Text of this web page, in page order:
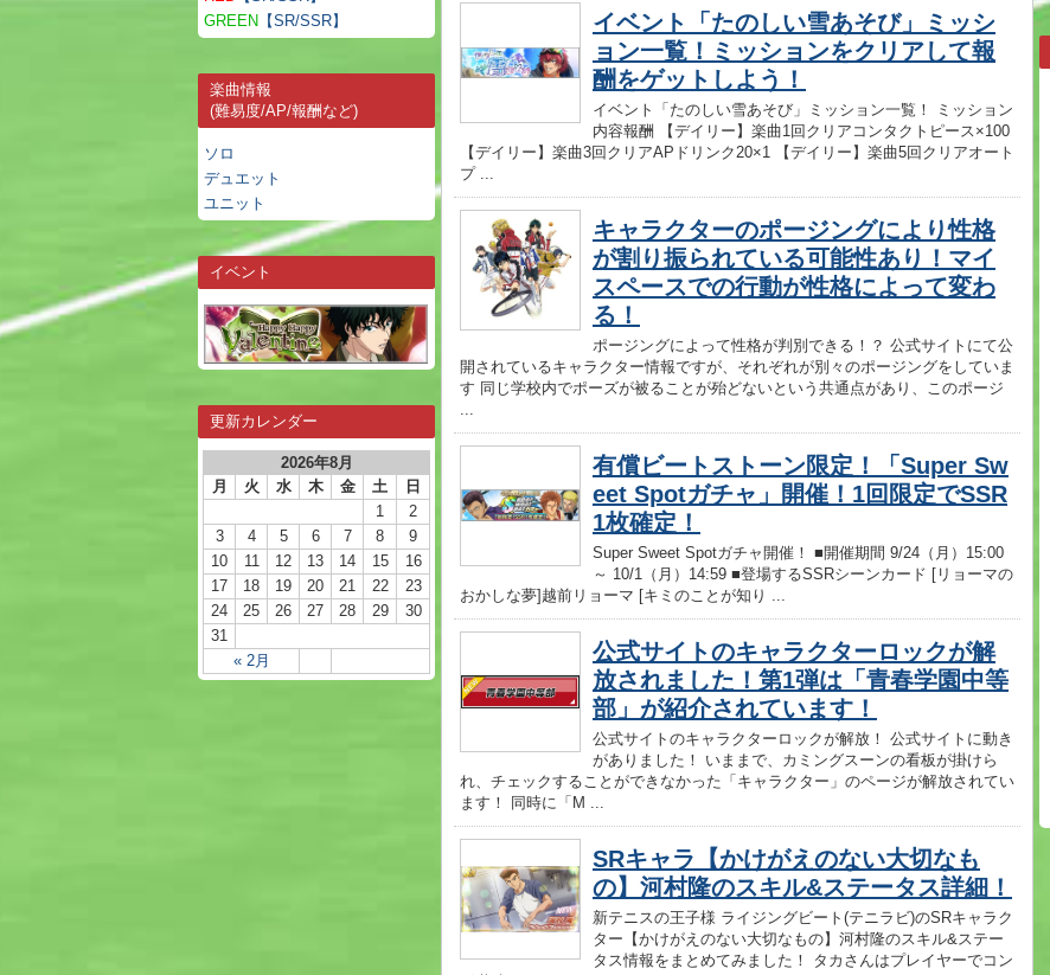
GREEN 【SR/SSR】
楽曲情報
(難易度/AP/報酬など)
ソロ
デュエット
ユニット
イベント
更新カレンダー
2026年8月
月
火 水 木 金 土 日
« 2月
1
2
3
4 5 6 7 8
9
10
11 12 13 14 15
16
17
18 19 20 21 22
23
24
25 26 27 28 29
30
31
イベント「たのしい雪あそび」ミッシ
ョン一覧！ミッションをクリアして報
酬をゲットしよう！
イベント「たのしい雪あそび」ミッション一覧！ ミッション
内容報酬 【デイリー】楽曲1回クリアコンタクトピース×100
【デイリー】楽曲3回クリアAPドリンク20×1 【デイリー】楽曲5回クリアオート
プ ...
キャラクターのポージングにより性格
が割り振られている可能性あり！マイ
スペースでの行動が性格によって変わ
る！
ポージングによって性格が判別できる！？ 公式サイトにて公
開されているキャラクター情報ですが、それぞれが別々のポージングをしていま
す 同じ学校内でポーズが被ることが殆どないという共通点があり、このポージ
...
有償ビートストーン限定！「Super Sw
eet Spotガチャ」開催！1回限定でSSR
1枚確定！
Super Sweet Spotガチャ開催！ ■開催期間 9/24（月）15:00
～ 10/1（月）14:59 ■登場するSSRシーンカード [リョーマの
おかしな夢]越前リョーマ [キミのことが知り ...
公式サイトのキャラクターロックが解
放されました！第1弾は「青春学園中等
部」が紹介されています！
公式サイトのキャラクターロックが解放！ 公式サイトに動き
がありました！ いままで、カミングスーンの看板が掛けら
れ、チェックすることができなかった「キャラクター」のページが解放されてい
ます！ 同時に「M ...
SRキャラ【かけがえのない大切なも
の】河村隆のスキル&ステータス詳細！
新テニスの王子様 ライジングビート(テニラビ)のSRキャラク
ター【かけがえのない大切なもの】河村隆のスキル&ステー
タス情報をまとめてみました！ タカさんはプレイヤーでコン